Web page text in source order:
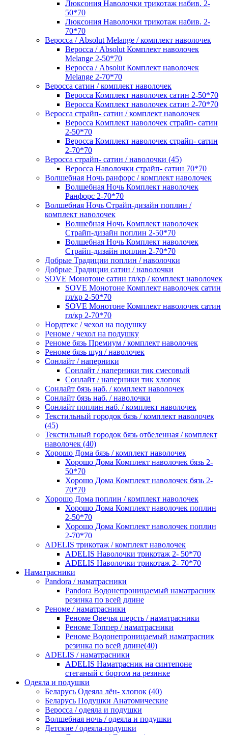
Люксония Наволочки трикотаж набив. 2-
50*70
Люксония Наволочки трикотаж набив. 2-
70*70
Веросса / Absolut Melange / комплект наволочек
Веросса / Absolut Комплект наволочек
Melange 2-50*70
Веросса / Absolut Комплект наволочек
Melange 2-70*70
Веросса сатин / комплект наволочек
Веросса Комплект наволочек сатин 2-50*70
Веросса Комплект наволочек сатин 2-70*70
Веросса страйп- сатин / комплект наволочек
Веросса Комплект наволочек страйп- сатин
2-50*70
Веросса Комплект наволочек страйп- сатин
2-70*70
Веросса страйп- сатин / наволочки (45)
Веросса Наволочки страйп- сатин 70*70
Волшебная Ночь ранфорс / комплект наволочек
Волшебная Ночь Комплект наволочек
Ранфорс 2-70*70
Волшебная Ночь Страйп-дизайн поплин /
комплект наволочек
Волшебная Ночь Комплект наволочек
Страйп-дизайн поплин 2-50*70
Волшебная Ночь Комплект наволочек
Страйп-дизайн поплин 2-70*70
Добрые Традиции поплин / наволочки
Добрые Традиции сатин / наволочки
SOVE Монотоне сатин гл/кр / комплект наволочек
SOVE Монотоне Комплект наволочек сатин
гл/кр 2-50*70
SOVE Монотоне Комплект наволочек сатин
гл/кр 2-70*70
Нордтекс / чехол на подушку
Реноме / чехол на подушку
Реноме бязь Премиум / комплект наволочек
Реноме бязь шуя / наволочек
Сонлайт / наперники
Сонлайт / наперники тик смесовый
Сонлайт / наперники тик хлопок
Сонлайт бязь наб. / комплект наволочек
Сонлайт бязь наб. / наволочки
Сонлайт поплин наб. / комплект наволочек
Текстильный городок бязь / комплект наволочек
(45)
Текстильный городок бязь отбеленная / комплект
наволочек (40)
Хорошо Дома бязь / комплект наволочек
Хорошо Дома Комплект наволочек бязь 2-
50*70
Хорошо Дома Комплект наволочек бязь 2-
70*70
Хорошо Дома поплин / комплект наволочек
Хорошо Дома Комплект наволочек поплин
2-50*70
Хорошо Дома Комплект наволочек поплин
2-70*70
ADELIS трикотаж / комплект наволочек
ADELIS Наволочки трикотаж 2- 50*70
ADELIS Наволочки трикотаж 2- 70*70
Наматрасники
Pandora / наматрасники
Pandora Водонепроницаемый наматрасник
резинка по всей длине
Реноме / наматрасники
Реноме Овечья шерсть / наматрасники
Реноме Топпер / наматрасники
Реноме Водонепроницаемый наматрасник
резинка по всей длине(40)
ADELIS / наматрасники
ADELIS Наматрасник на синтепоне
стеганый с бортом на резинке
Одеяла и подушки
Беларусь Одеяла лён- хлопок (40)
Беларусь Подушки Анатомические
Веросса / одеяла и подушки
Волшебная ночь / одеяла и подушки
Детские / одеяла-подушки